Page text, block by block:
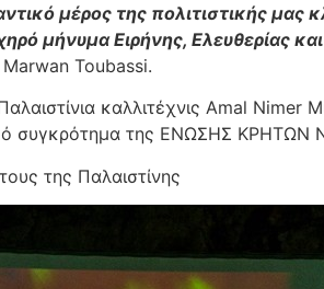
μέρος της πολιτιστικής
μήνυμα Ειρήνης, Ελευθερίας
Toubassi.
καλλιτέχνις Amal
συγκρότημα της ΕΝΩΣΗΣ
της Παλαιστίνης